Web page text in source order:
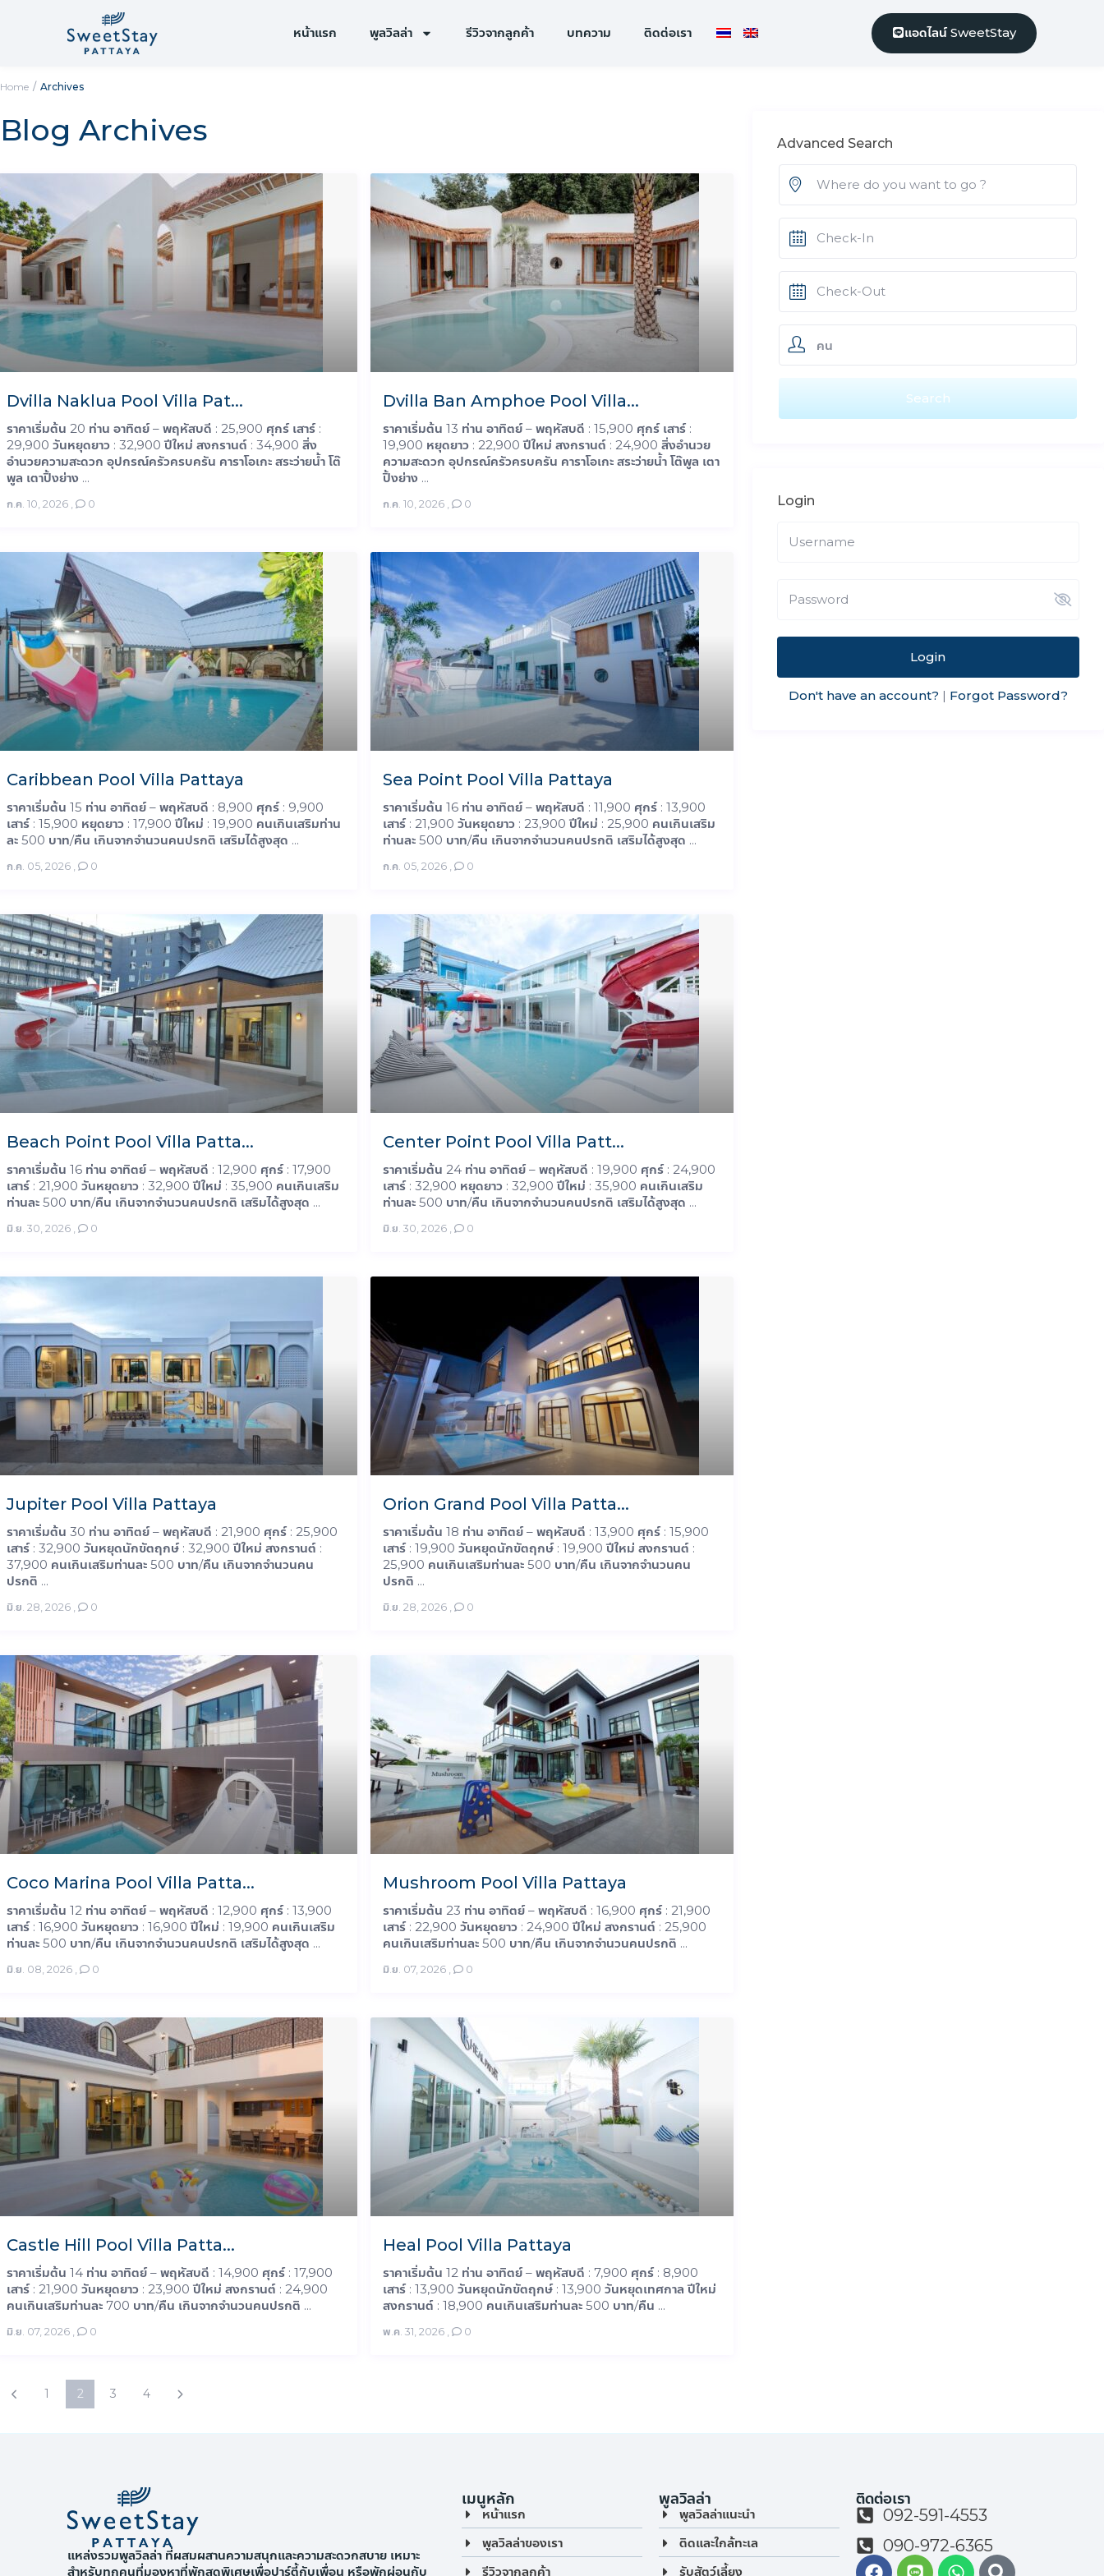
หน้าแรก พูลวิลล่า รีวิวจากลูกค้า บทความ ติดต่อเรา แอดไลน์ SweetStay
Home Archives
Blog Archives
Dvilla Naklua Pool Villa Pat...
ราคาเริ่มต้น 20 ท่าน อาทิตย์ – พฤหัสบดี : 25,900 ศุกร์ เสาร์ :
29,900 วันหยุดยาว : 32,900 ปีใหม่ สงกรานต์ : 34,900 สิ่ง
อำนวยความสะดวก อุปกรณ์ครัวครบครัน คาราโอเกะ สระว่ายน้ำ โต๊
พูล เตาปิ้งย่าง ...
ก.ค. 10, 2026 , 0
Dvilla Ban Amphoe Pool Villa...
ราคาเริ่มต้น 13 ท่าน อาทิตย์ – พฤหัสบดี : 15,900 ศุกร์ เสาร์ :
19,900 หยุดยาว : 22,900 ปีใหม่ สงกรานต์ : 24,900 สิ่งอำนวย
ความสะดวก อุปกรณ์ครัวครบครัน คาราโอเกะ สระว่ายน้ำ โต๊พูล เตา
ปิ้งย่าง ...
ก.ค. 10, 2026 , 0
Caribbean Pool Villa Pattaya
ราคาเริ่มต้น 15 ท่าน อาทิตย์ – พฤหัสบดี : 8,900 ศุกร์ : 9,900
เสาร์ : 15,900 หยุดยาว : 17,900 ปีใหม่ : 19,900 คนเกินเสริมท่าน
ละ 500 บาท/คืน เกินจากจำนวนคนปรกติ เสริมได้สูงสุด ...
ก.ค. 05, 2026 , 0
Sea Point Pool Villa Pattaya
ราคาเริ่มต้น 16 ท่าน อาทิตย์ – พฤหัสบดี : 11,900 ศุกร์ : 13,900
เสาร์ : 21,900 วันหยุดยาว : 23,900 ปีใหม่ : 25,900 คนเกินเสริม
ท่านละ 500 บาท/คืน เกินจากจำนวนคนปรกติ เสริมได้สูงสุด ...
ก.ค. 05, 2026 , 0
Beach Point Pool Villa Patta...
ราคาเริ่มต้น 16 ท่าน อาทิตย์ – พฤหัสบดี : 12,900 ศุกร์ : 17,900
เสาร์ : 21,900 วันหยุดยาว : 32,900 ปีใหม่ : 35,900 คนเกินเสริม
ท่านละ 500 บาท/คืน เกินจากจำนวนคนปรกติ เสริมได้สูงสุด ...
มิ.ย. 30, 2026 , 0
Center Point Pool Villa Patt...
ราคาเริ่มต้น 24 ท่าน อาทิตย์ – พฤหัสบดี : 19,900 ศุกร์ : 24,900
เสาร์ : 32,900 หยุดยาว : 32,900 ปีใหม่ : 35,900 คนเกินเสริม
ท่านละ 500 บาท/คืน เกินจากจำนวนคนปรกติ เสริมได้สูงสุด ...
มิ.ย. 30, 2026 , 0
Jupiter Pool Villa Pattaya
ราคาเริ่มต้น 30 ท่าน อาทิตย์ – พฤหัสบดี : 21,900 ศุกร์ : 25,900
เสาร์ : 32,900 วันหยุดนักขัตฤกษ์ : 32,900 ปีใหม่ สงกรานต์ :
37,900 คนเกินเสริมท่านละ 500 บาท/คืน เกินจากจำนวนคน
ปรกติ ...
มิ.ย. 28, 2026 , 0
Orion Grand Pool Villa Patta...
ราคาเริ่มต้น 18 ท่าน อาทิตย์ – พฤหัสบดี : 13,900 ศุกร์ : 15,900
เสาร์ : 19,900 วันหยุดนักขัตฤกษ์ : 19,900 ปีใหม่ สงกรานต์ :
25,900 คนเกินเสริมท่านละ 500 บาท/คืน เกินจากจำนวนคน
ปรกติ ...
มิ.ย. 28, 2026 , 0
Coco Marina Pool Villa Patta...
ราคาเริ่มต้น 12 ท่าน อาทิตย์ – พฤหัสบดี : 12,900 ศุกร์ : 13,900
เสาร์ : 16,900 วันหยุดยาว : 16,900 ปีใหม่ : 19,900 คนเกินเสริม
ท่านละ 500 บาท/คืน เกินจากจำนวนคนปรกติ เสริมได้สูงสุด ...
มิ.ย. 08, 2026 , 0
Mushroom Pool Villa Pattaya
ราคาเริ่มต้น 23 ท่าน อาทิตย์ – พฤหัสบดี : 16,900 ศุกร์ : 21,900
เสาร์ : 22,900 วันหยุดยาว : 24,900 ปีใหม่ สงกรานต์ : 25,900
คนเกินเสริมท่านละ 500 บาท/คืน เกินจากจำนวนคนปรกติ ...
มิ.ย. 07, 2026 , 0
Castle Hill Pool Villa Patta...
ราคาเริ่มต้น 14 ท่าน อาทิตย์ – พฤหัสบดี : 14,900 ศุกร์ : 17,900
เสาร์ : 21,900 วันหยุดยาว : 23,900 ปีใหม่ สงกรานต์ : 24,900
คนเกินเสริมท่านละ 700 บาท/คืน เกินจากจำนวนคนปรกติ ...
มิ.ย. 07, 2026 , 0
Heal Pool Villa Pattaya
ราคาเริ่มต้น 12 ท่าน อาทิตย์ – พฤหัสบดี : 7,900 ศุกร์ : 8,900
เสาร์ : 13,900 วันหยุดนักขัตฤกษ์ : 13,900 วันหยุดเทศกาล ปีใหม่
สงกรานต์ : 18,900 คนเกินเสริมท่านละ 500 บาท/คืน ...
พ.ค. 31, 2026 , 0
1 2 3 4
Advanced Search
คน
Login
Login
Don't have an account? | Forgot Password?
แหล่งรวมพูลวิลล่า ที่ผสมผสานความสนุกและความสะดวกสบาย เหมาะ
สำหรับทุกคนที่มองหาที่พักสุดพิเศษเพื่อปาร์ตี้กับเพื่อน หรือพักผ่อนกับ
เมนูหลัก
หน้าแรก
พูลวิลล่าของเรา
รีวิวจากลูกค้า
พูลวิลล่า
พูลวิลล่าแนะนำ
ติดและใกล้ทะเล
รับสัตว์เลี้ยง
ติดต่อเรา
092-591-4553
090-972-6365